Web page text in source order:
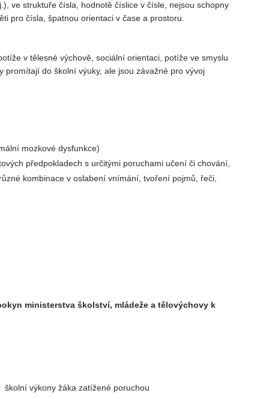
ve struktuře čísla, hodnotě číslice v čísle, nejsou schopny
pro čísla, špatnou orientaci v čase a prostoru.
v tělesné výchově, sociální orientaci, potíže ve smyslu
do školní výuky, ale jsou závažné pro vývoj
mozkové dysfunkce)
předpokladech s určitými poruchami učení či chování,
kombinace v oslabení vnímání, tvoření pojmů, řeči,
ministerstva školství, mládeže a tělovýchovy k
výkony žáka zatížené poruchou